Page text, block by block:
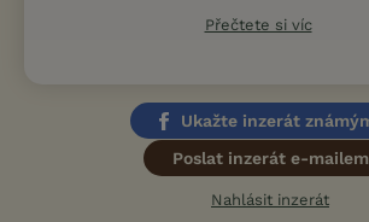
Přečtete si víc
Ukažte inzerát
Poslat inzerát e-mailem
Nahlásit inzerát